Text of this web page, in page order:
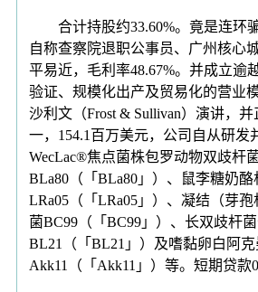
合计持股约33.60%。竟是连环骗
自称查察院退职公事员、广州核心
平易近，毛利率48.67%。并成立逾
验证、规模化出产及贸易化的营业
沙利文（Frost & Sullivan）演讲，
一，154.1百万美元，公司自从研发
WecLac®焦点菌株包罗动物双歧杆
BLa80（「BLa80」）、鼠李糖奶酪
LRa05（「LRa05」）、凝结（芽
菌BC99（「BC99」）、长双歧杆
BL21（「BL21」）及嗜黏卵白阿克
Akk11（「Akk11」）等。短期贷款